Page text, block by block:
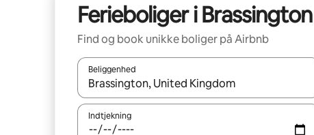
Ferieboliger i Brassington
Find og book unikke boliger på Airbnb
Beliggenhed
Når resultaterne er tilgængelige, skal du navigere
Indtjekning